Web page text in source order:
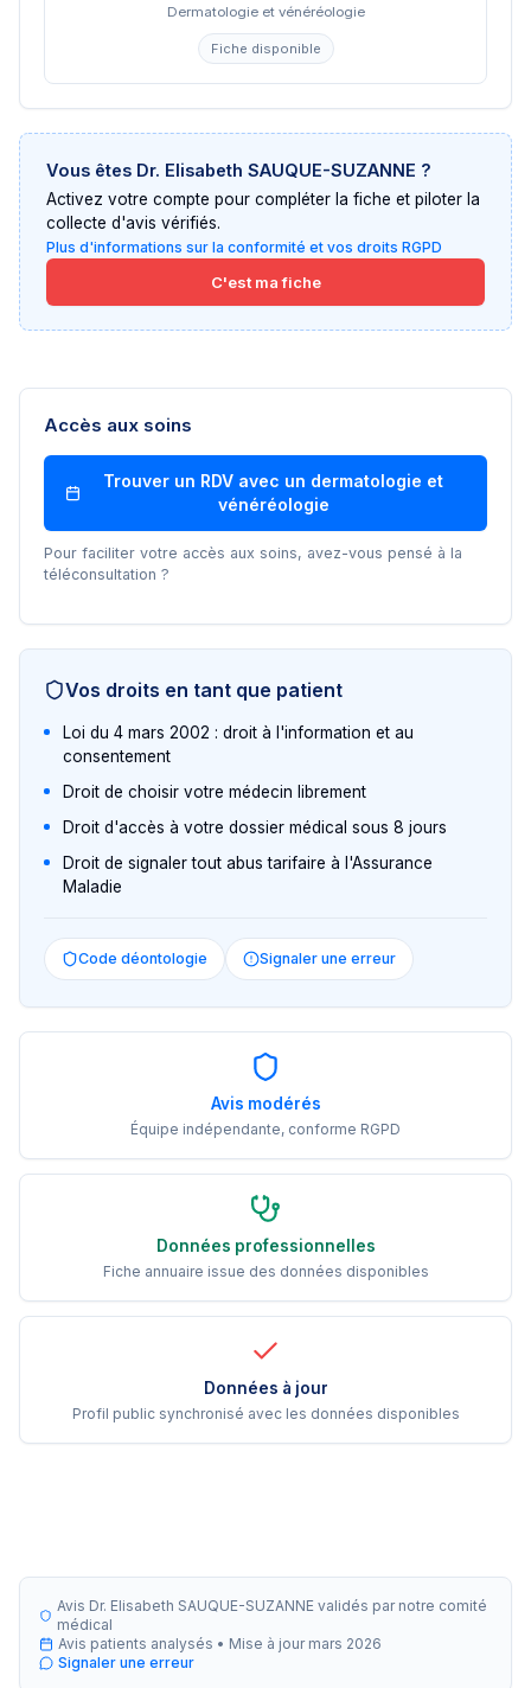
Dermatologie et vénéréologie
Fiche disponible
Vous êtes Dr. Elisabeth SAUQUE-SUZANNE ?
Activez votre compte pour compléter la fiche et piloter la
collecte d'avis vérifiés.
Plus d'informations sur la conformité et vos droits RGPD
C'est ma fiche
Accès aux soins
Trouver un RDV avec un dermatologie et
vénéréologie
Pour faciliter votre accès aux soins, avez-vous pensé à la
téléconsultation ?
Vos droits en tant que patient
Loi du 4 mars 2002 : droit à l'information et au
consentement
Droit de choisir votre médecin librement
Droit d'accès à votre dossier médical sous 8 jours
Droit de signaler tout abus tarifaire à l'Assurance
Maladie
Code déontologie Signaler une erreur
Avis modérés
Équipe indépendante, conforme RGPD
Données professionnelles
Fiche annuaire issue des données disponibles
Données à jour
Profil public synchronisé avec les données disponibles
Avis Dr. Elisabeth SAUQUE-SUZANNE validés par notre comité
médical
Avis patients analysés • Mise à jour mars 2026
Signaler une erreur